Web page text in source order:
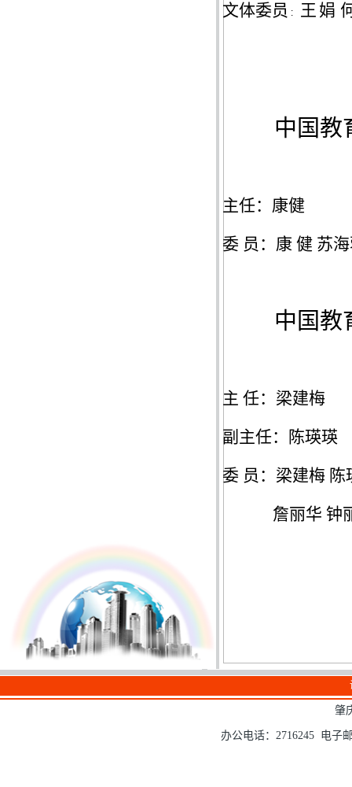
文体委员 : 王 娟
中国教
主任：康健
委 员：康 健 苏
中国教
主 任：梁建梅
副主任：陈瑛瑛
委 员：梁建梅 陈
詹丽华 钟
肇
办公电话：2716245 电子